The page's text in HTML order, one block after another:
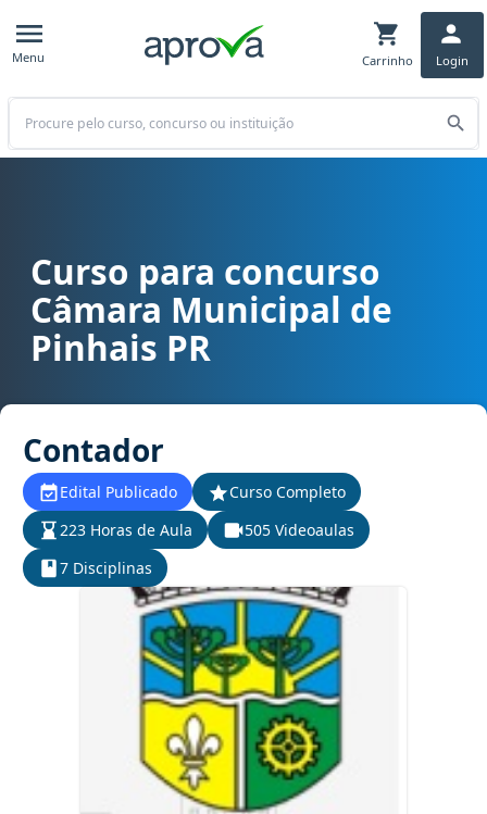
Menu Carrinho Login
Buscar
Curso para concurso Câmara Municipal de Pinhais PR cargo
Curso para concurso
Câmara Municipal de
Pinhais PR
Contador
Edital Publicado
Curso Completo
223 Horas de Aula
505 Videoaulas
7 Disciplinas